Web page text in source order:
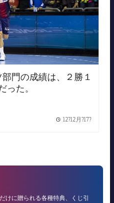
門の成績は、２勝１
った。
12?12月?17?
けに贈られる各種特典、くじ引